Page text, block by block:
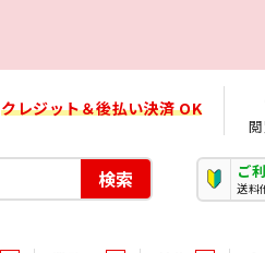
クレジット＆後払い決済 OK
検索 ご
送料